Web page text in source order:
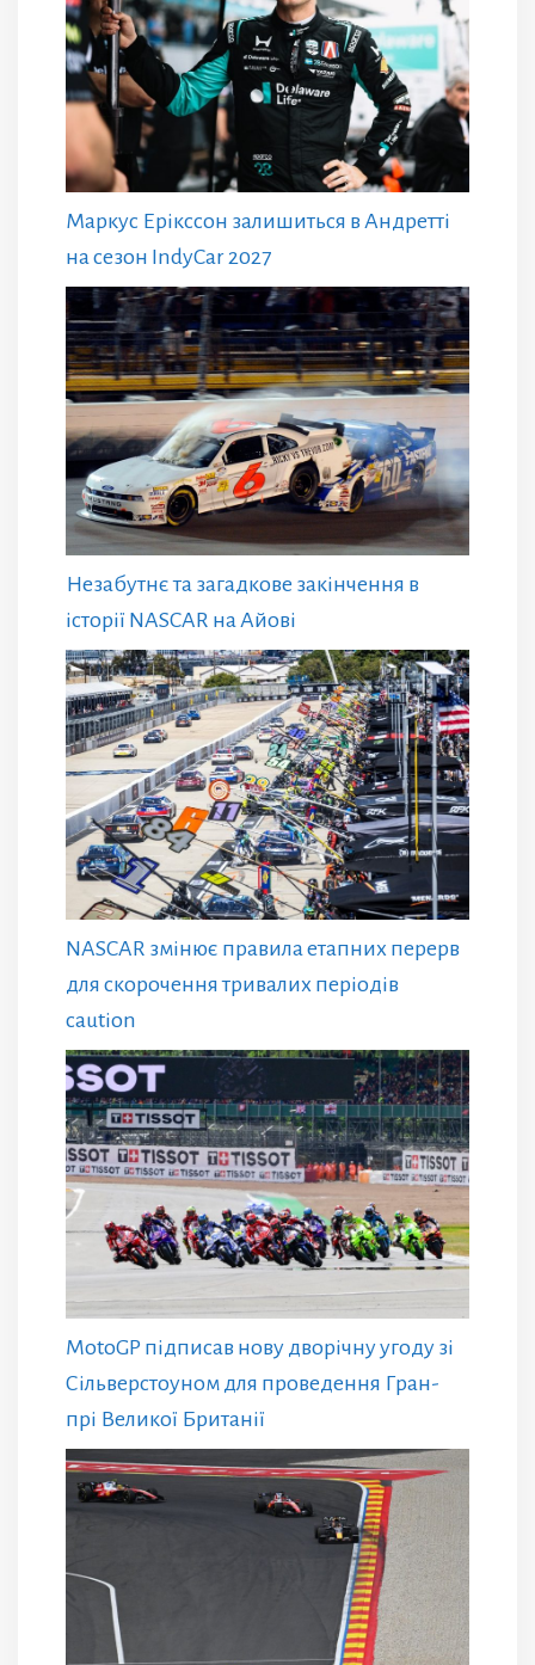
Маркус Ерікссон залишиться в Андретті
на сезон IndyCar 2027
Незабутнє та загадкове закінчення в
історії NASCAR на Айові
NASCAR змінює правила етапних перерв
для скорочення тривалих періодів
caution
MotoGP підписав нову дворічну угоду зі
Сільверстоуном для проведення Гран-
прі Великої Британії